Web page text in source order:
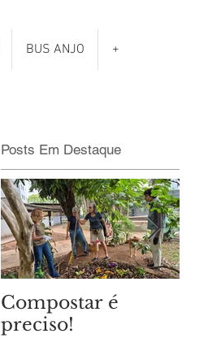
BUS ANJO +
Posts Em Destaque
Compostar é
preciso!